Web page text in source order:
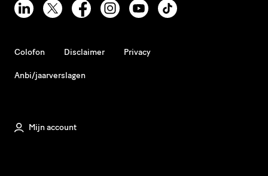
Colofon Disclaimer Privacy
Anbi/jaarverslagen
Mijn account